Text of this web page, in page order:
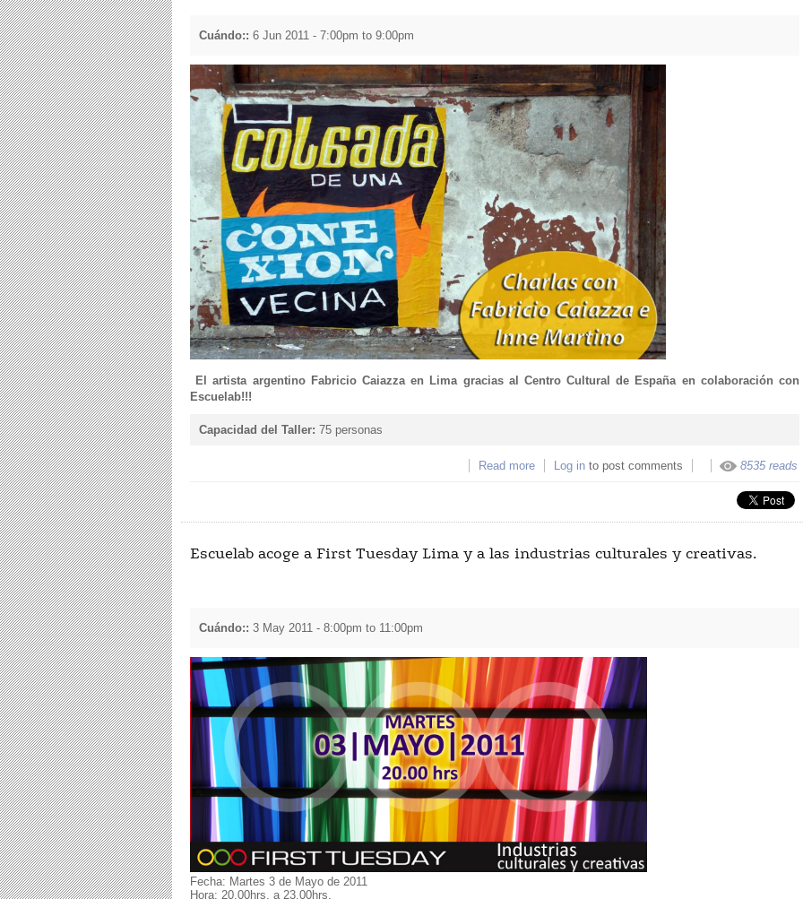
Cuándo:: 6 Jun 2011 - 7:00pm to 9:00pm
El artista argentino Fabricio Caiazza en Lima gracias al Centro Cultural de España en colaboración con
Escuelab!!!
Capacidad del Taller: 75 personas
Read more about Charlas con Fabricio Caiazza e Inne
Log in to post comments 8535 reads
Escuelab acoge a First Tuesday Lima y a las industrias culturales y creativas.
Cuándo:: 3 May 2011 - 8:00pm to 11:00pm
Fecha: Martes 3 de Mayo de 2011
Hora: 20.00hrs. a 23.00hrs.